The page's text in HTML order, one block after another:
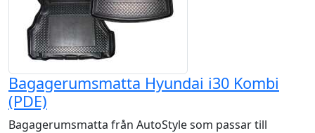
Bagagerumsmatta Hyundai i30 Kombi
(PDE)
Bagagerumsmatta från AutoStyle som passar till